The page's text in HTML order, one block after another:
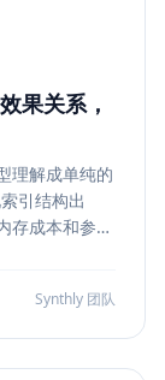
果关系，
理解成单纯的
引结构出
存成本和参数
Synthly 团队